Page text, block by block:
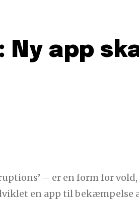
app
– er en form for
en app til